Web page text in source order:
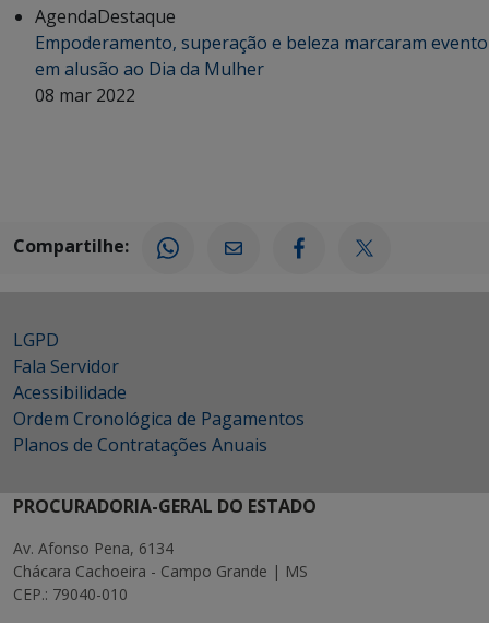
AgendaDestaque
Empoderamento, superação e beleza marcaram evento
em alusão ao Dia da Mulher
08 mar 2022
Compartilhe:
LGPD
Fala Servidor
Acessibilidade
Ordem Cronológica de Pagamentos
Planos de Contratações Anuais
PROCURADORIA-GERAL DO ESTADO
Av. Afonso Pena, 6134
Chácara Cachoeira - Campo Grande | MS
CEP.: 79040-010